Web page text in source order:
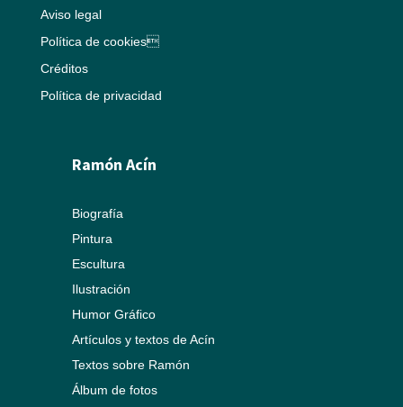
Aviso legal
Política de cookies
Créditos
Política de privacidad
Ramón Acín
Biografía
Pintura
Escultura
Ilustración
Humor Gráfico
Artículos y textos de Acín
Textos sobre Ramón
Álbum de fotos